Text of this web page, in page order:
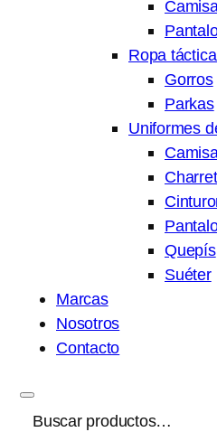
Ropa
Gorros
Parkas
Uniformes
Quepís
Suéter
Marcas
Nosotros
Contacto
Buscar productos…